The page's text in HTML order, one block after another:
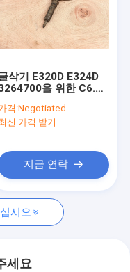
삭기 E320D E324D
을 위한 C6.4
사기
격:Negotiated
신 가격 받기
지금 연락
시오
세요